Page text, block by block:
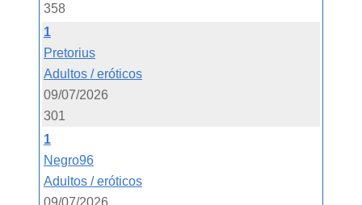
358
1
Pretorius
Adultos / eróticos
09/07/2026
301
1
Negro96
Adultos / eróticos
09/07/2026